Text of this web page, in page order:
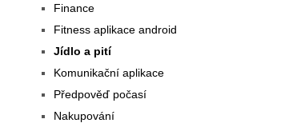
Finance
Fitness aplikace android
Jídlo a pití
Komunikační aplikace
Předpověď počasí
Nakupování